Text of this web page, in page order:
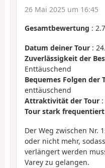
26 Mai 2025 um 16:45
Gesamtbewertung : 2.7
Datum deiner Tour :
Zuverlässigkeit der
Enttäuschend
Bequemes Folgen der
enttäuschend
Attraktivität der Tour
Tour stark frequentiert
Der Weg zwischen Nr.
oder nicht mehr,
verlängert werden
Varey zu gelangen.